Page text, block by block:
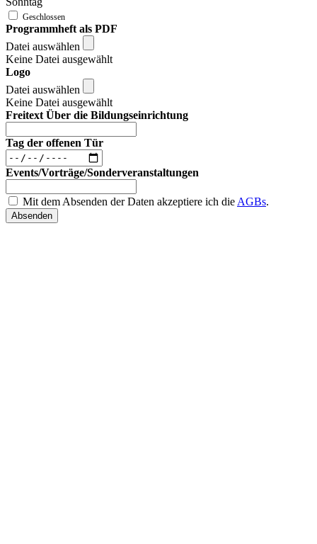
Programmheft als PDF
Datei auswählen
Keine Datei ausgewählt
Logo
Datei auswählen
Keine Datei ausgewählt
Freitext Über die Bildungseinrichtung
Tag der offenen Tür
Events/Vorträge/Sonderveranstaltungen
Mit dem Absenden der Daten akzeptiere ich die AGBs.
Absenden